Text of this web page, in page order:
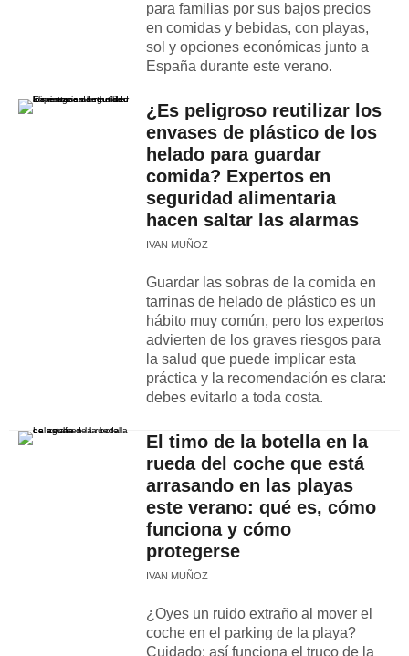
para familias por sus bajos precios
en comidas y bebidas, con playas,
sol y opciones económicas junto a
España durante este verano.
¿Es peligroso reutilizar los
envases de plástico de los
helado para guardar
comida? Expertos en
seguridad alimentaria
hacen saltar las alarmas
IVAN MUÑOZ
Guardar las sobras de la comida en
tarrinas de helado de plástico es un
hábito muy común, pero los expertos
advierten de los graves riesgos para
la salud que puede implicar esta
práctica y la recomendación es clara:
debes evitarlo a toda costa.
El timo de la botella en la
rueda del coche que está
arrasando en las playas
este verano: qué es, cómo
funciona y cómo
protegerse
IVAN MUÑOZ
¿Oyes un ruido extraño al mover el
coche en el parking de la playa?
Cuidado: así funciona el truco de la